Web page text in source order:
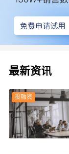
最新资讯
投融资